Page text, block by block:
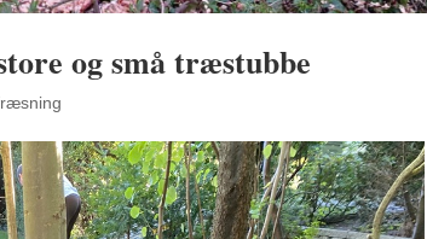
og små træstubbe